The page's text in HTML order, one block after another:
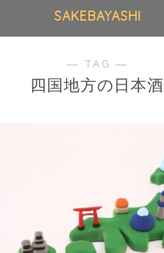
SAKEBAYASHI
― TAG ―
四国地方の日本酒